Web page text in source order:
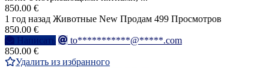
850.00 €
1 год назад Животные New Продам 499 Просмотров
850.00 €
Написать
to***********@*****.com
850.00 €
Удалить из избранного